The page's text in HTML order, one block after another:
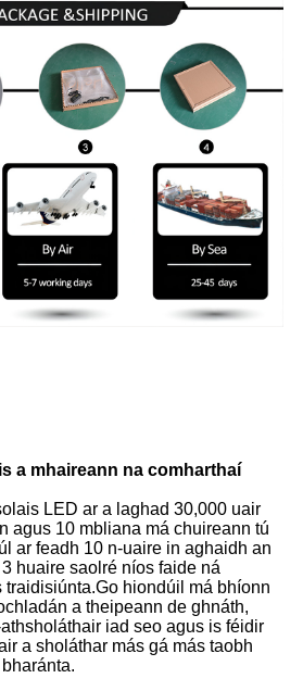
a mhaireann na comharthaí
LED ar a laghad 30,000 uair
agus 10 mbliana má chuireann tú
ar feadh 10 n-uaire in aghaidh an
huaire saolré níos faide ná
hiondúil má bhíonn
a theipeann de ghnáth,
iad seo agus is féidir
a sholáthar más gá más taobh